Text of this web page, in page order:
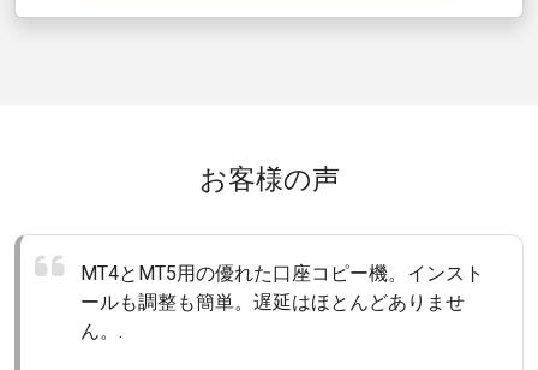
お客様の声
MT4とMT5用の優れた口座コピー機。インスト
ールも調整も簡単。遅延はほとんどありませ
ん。.
以前試した中で最も便利で速い貿易コピー機で
す。素晴らしいカスタマーサポート。私の個人
的なおすすめです。.
多くのサブアカウントに注文をコピーする必要
がある場合は、本当に良いソフトウェアです。
私は2019年からこのソフトを使っていますが、